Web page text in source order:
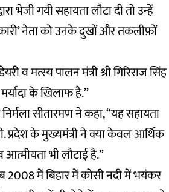
भेजी गयी सहायता लौटा दी तो उन्हें
नेता को उनके दुखों और तकलीफ़ों
व मत्स्य पालन मंत्री श्री गिरिराज सिंह
के खिलाफ है.”
निर्मला सीतारमण ने कहा, “यह सहायता
प्रदेश के मुख्यमंत्री ने क्या केवल आर्थिक
भी लौटाई है.”
2008 में बिहार में कोसी नदी में भयंकर